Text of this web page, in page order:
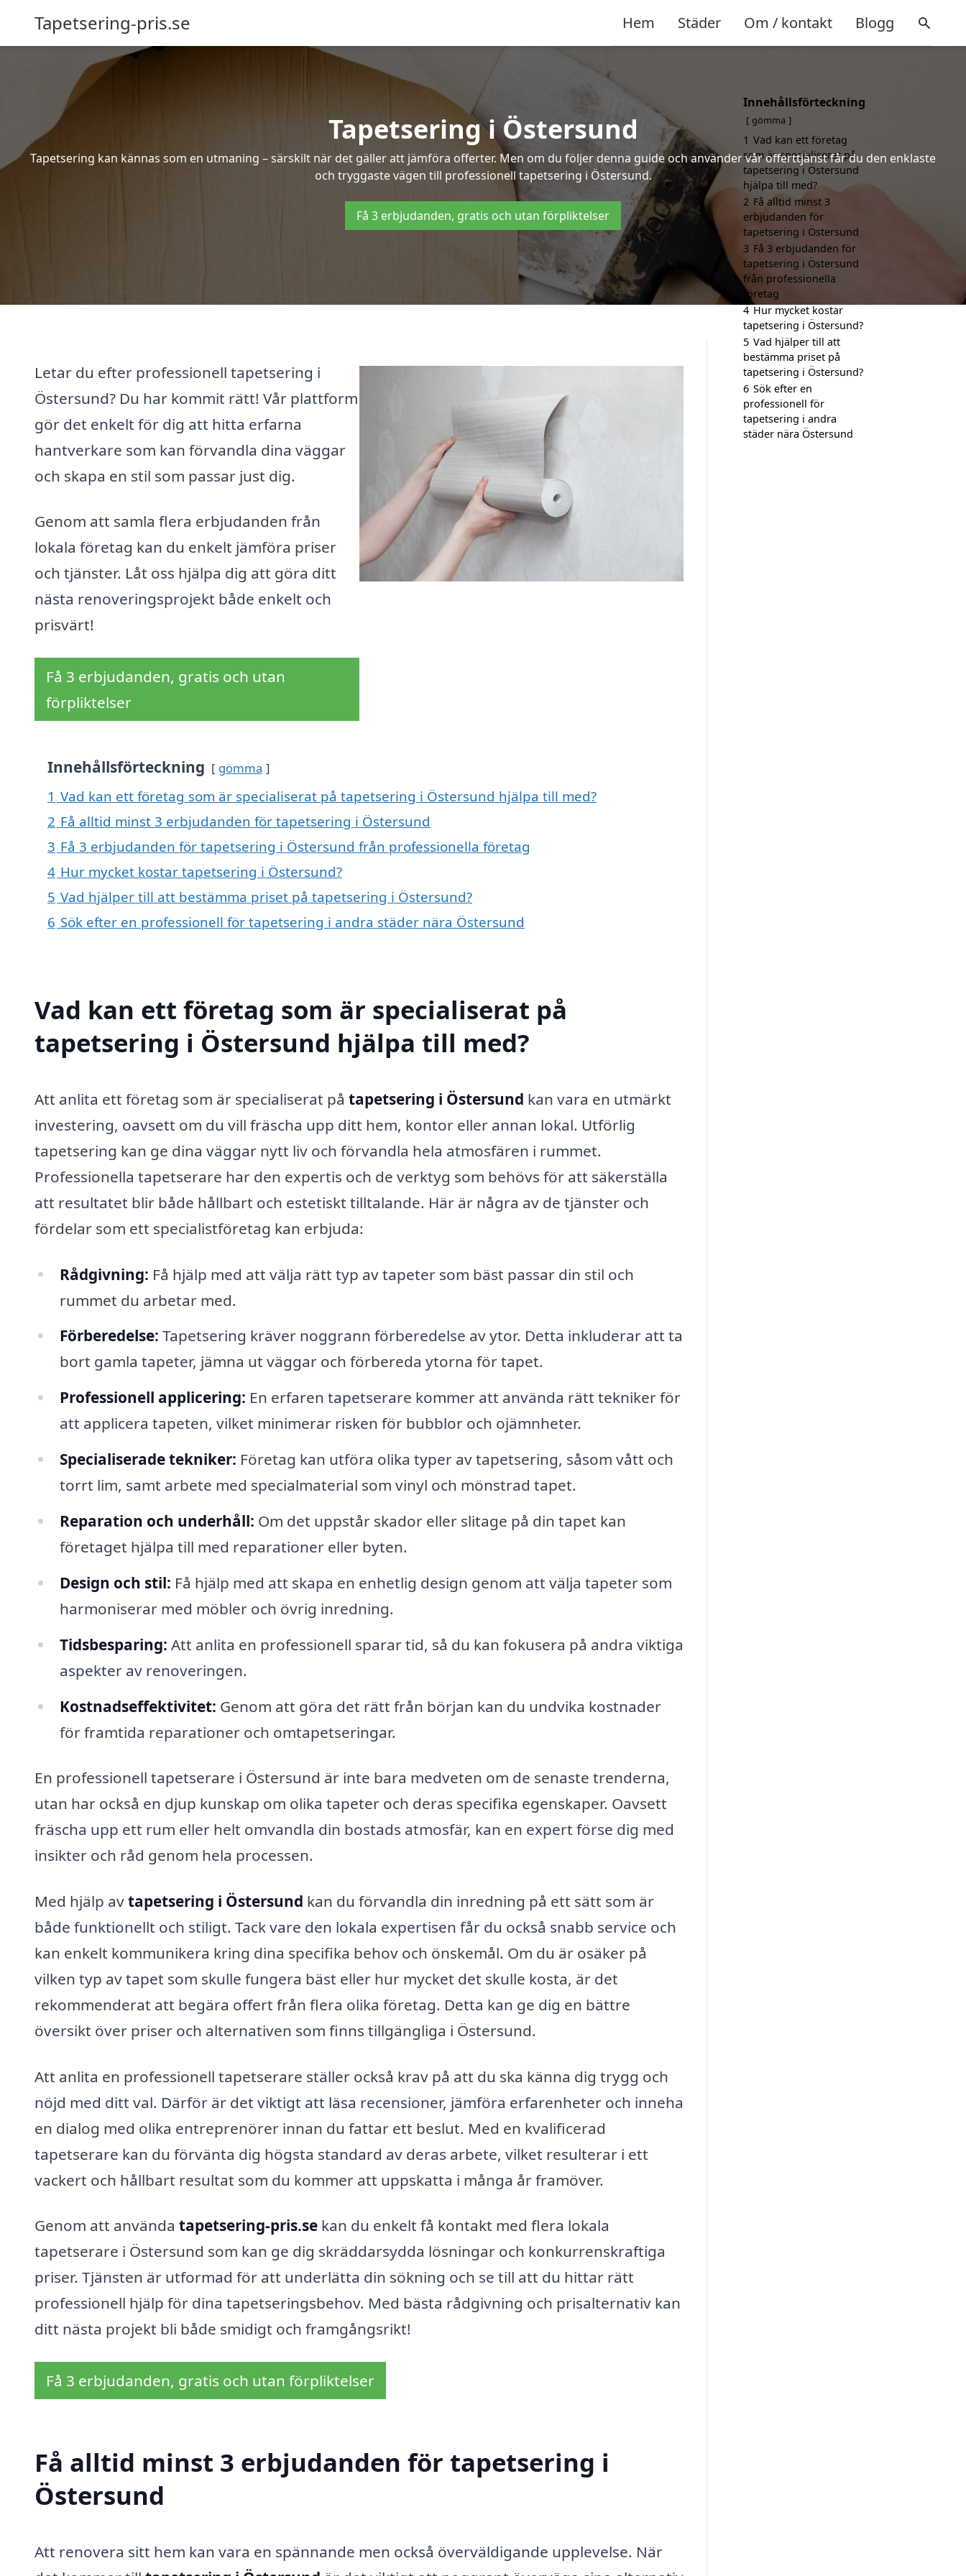
Tapetsering-pris.se Hem Städer Om / kontakt Blogg
Tapetsering i Östersund
Tapetsering kan kännas som en utmaning – särskilt när det gäller att jämföra offerter. Men om du följer denna guide och använder vår offerttjänst får du den enklaste
och tryggaste vägen till professionell tapetsering i Östersund.
Få 3 erbjudanden, gratis och utan förpliktelser
Letar du efter professionell tapetsering i
Östersund? Du har kommit rätt! Vår plattform
gör det enkelt för dig att hitta erfarna
hantverkare som kan förvandla dina väggar
och skapa en stil som passar just dig.
Genom att samla flera erbjudanden från
lokala företag kan du enkelt jämföra priser
och tjänster. Låt oss hjälpa dig att göra ditt
nästa renoveringsprojekt både enkelt och
prisvärt!
Få 3 erbjudanden, gratis och utan
förpliktelser
Innehållsförteckning gömma
1 Vad kan ett företag som är specialiserat på tapetsering i Östersund hjälpa till med?
2 Få alltid minst 3 erbjudanden för tapetsering i Östersund
3 Få 3 erbjudanden för tapetsering i Östersund från professionella företag
4 Hur mycket kostar tapetsering i Östersund?
5 Vad hjälper till att bestämma priset på tapetsering i Östersund?
6 Sök efter en professionell för tapetsering i andra städer nära Östersund
Vad kan ett företag som är specialiserat på
tapetsering i Östersund hjälpa till med?
Att anlita ett företag som är specialiserat på tapetsering i Östersund kan vara en utmärkt
investering, oavsett om du vill fräscha upp ditt hem, kontor eller annan lokal. Utförlig
tapetsering kan ge dina väggar nytt liv och förvandla hela atmosfären i rummet.
Professionella tapetserare har den expertis och de verktyg som behövs för att säkerställa
att resultatet blir både hållbart och estetiskt tilltalande. Här är några av de tjänster och
fördelar som ett specialistföretag kan erbjuda:
Rådgivning: Få hjälp med att välja rätt typ av tapeter som bäst passar din stil och
rummet du arbetar med.
Förberedelse: Tapetsering kräver noggrann förberedelse av ytor. Detta inkluderar att ta
bort gamla tapeter, jämna ut väggar och förbereda ytorna för tapet.
Professionell applicering: En erfaren tapetserare kommer att använda rätt tekniker för
att applicera tapeten, vilket minimerar risken för bubblor och ojämnheter.
Specialiserade tekniker: Företag kan utföra olika typer av tapetsering, såsom vått och
torrt lim, samt arbete med specialmaterial som vinyl och mönstrad tapet.
Reparation och underhåll: Om det uppstår skador eller slitage på din tapet kan
företaget hjälpa till med reparationer eller byten.
Design och stil: Få hjälp med att skapa en enhetlig design genom att välja tapeter som
harmoniserar med möbler och övrig inredning.
Tidsbesparing: Att anlita en professionell sparar tid, så du kan fokusera på andra viktiga
aspekter av renoveringen.
Kostnadseffektivitet: Genom att göra det rätt från början kan du undvika kostnader
för framtida reparationer och omtapetseringar.
En professionell tapetserare i Östersund är inte bara medveten om de senaste trenderna,
utan har också en djup kunskap om olika tapeter och deras specifika egenskaper. Oavsett
fräscha upp ett rum eller helt omvandla din bostads atmosfär, kan en expert förse dig med
insikter och råd genom hela processen.
Med hjälp avtapetsering i Östersund kan du förvandla din inredning på ett sätt som är
både funktionellt och stiligt. Tack vare den lokala expertisen får du också snabb service och
kan enkelt kommunikera kring dina specifika behov och önskemål. Om du är osäker på
vilken typ av tapet som skulle fungera bäst eller hur mycket det skulle kosta, är det
rekommenderat att begära offert från flera olika företag. Detta kan ge dig en bättre
översikt över priser och alternativen som finns tillgängliga i Östersund.
Att anlita en professionell tapetserare ställer också krav på att du ska känna dig trygg och
nöjd med ditt val. Därför är det viktigt att läsa recensioner, jämföra erfarenheter och inneha
en dialog med olika entreprenörer innan du fattar ett beslut. Med en kvalificerad
tapetserare kan du förvänta dig högsta standard av deras arbete, vilket resulterar i ett
vackert och hållbart resultat som du kommer att uppskatta i många år framöver.
Genom att använda tapetsering-pris.se kan du enkelt få kontakt med flera lokala
tapetserare i Östersund som kan ge dig skräddarsydda lösningar och konkurrenskraftiga
priser. Tjänsten är utformad för att underlätta din sökning och se till att du hittar rätt
professionell hjälp för dina tapetseringsbehov. Med bästa rådgivning och prisalternativ kan
ditt nästa projekt bli både smidigt och framgångsrikt!
Få 3 erbjudanden, gratis och utan förpliktelser
Få alltid minst 3 erbjudanden för tapetsering i
Östersund
Att renovera sitt hem kan vara en spännande men också överväldigande upplevelse. När
Innehållsförteckning
gömma
1 Vad kan ett företag
som är specialiserat på
tapetsering i Östersund
hjälpa till med?
2 Få alltid minst 3
erbjudanden för
tapetsering i Östersund
3 Få 3 erbjudanden för
tapetsering i Östersund
från professionella
företag
4 Hur mycket kostar
tapetsering i Östersund?
5 Vad hjälper till att
bestämma priset på
tapetsering i Östersund?
6 Sök efter en
professionell för
tapetsering i andra
städer nära Östersund